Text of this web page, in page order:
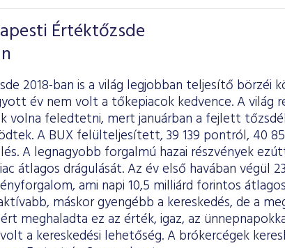
Értéktőzsde
2018-ban is a világ legjobban teljesítő börzéi
év nem volt a tőkepiacok kedvence. A világ
volna feledtetni, mert januárban a fejlett
A BUX felülteljesített, 39 139 pontról, 40
A legnagyobb forgalmú hazai részvények
átlagos drágulását. Az év első havában végül
ami napi 10,5 milliárd forintos
máskor gyengébb a kereskedés, de a
meghaladta ez az érték, igaz, az
a kereskedési lehetőség. A brókercégek